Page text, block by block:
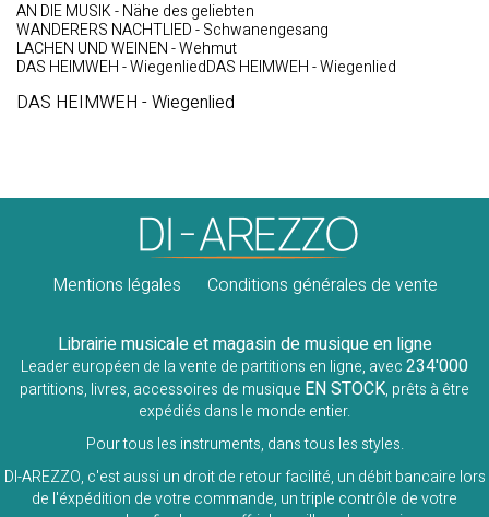
AN DIE MUSIK - Nähe des geliebten
WANDERERS NACHTLIED - Schwanengesang
LACHEN UND WEINEN - Wehmut
DAS HEIMWEH - WiegenliedDAS HEIMWEH - Wiegenlied
DAS HEIMWEH - Wiegenlied
Mentions légales Conditions générales de vente
Librairie musicale et magasin de musique en ligne
Leader européen de la vente de partitions en ligne, avec234'000
partitions, livres, accessoires de musique EN STOCK, prêts à être
expédiés dans le monde entier.
Pour tous les instruments, dans tous les styles.
DI-AREZZO, c'est aussi un droit de retour facilité, un débit bancaire lors
de l'éxpédition de votre commande, un triple contrôle de votre